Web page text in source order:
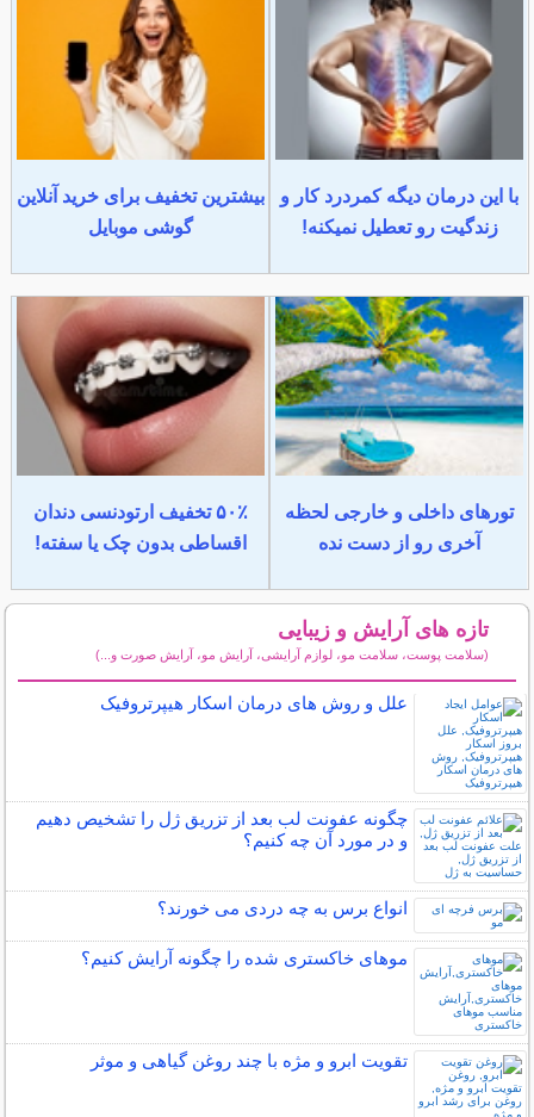
با این درمان دیگه کمردرد کار و
زندگیت رو تعطیل نمیکنه!
بیشترین تخفیف برای خرید آنلاین
گوشی موبایل
تورهای داخلی و خارجی لحظه
آخری رو از دست نده
۵۰٪ تخفیف ارتودنسی دندان
اقساطی بدون چک یا سفته!
تازه های آرایش و زیبایی
(سلامت پوست، سلامت مو، لوازم آرایشی، آرایش مو، آرایش صورت و...)
علل و روش های درمان اسکار هیپرتروفیک
چگونه عفونت لب بعد از تزریق ژل را تشخیص دهیم
و در مورد آن چه کنیم؟
انواع برس به چه دردی می خورند؟
موهای خاکستری شده را چگونه آرایش کنیم؟
تقویت ابرو و مژه با چند روغن گیاهی و موثر